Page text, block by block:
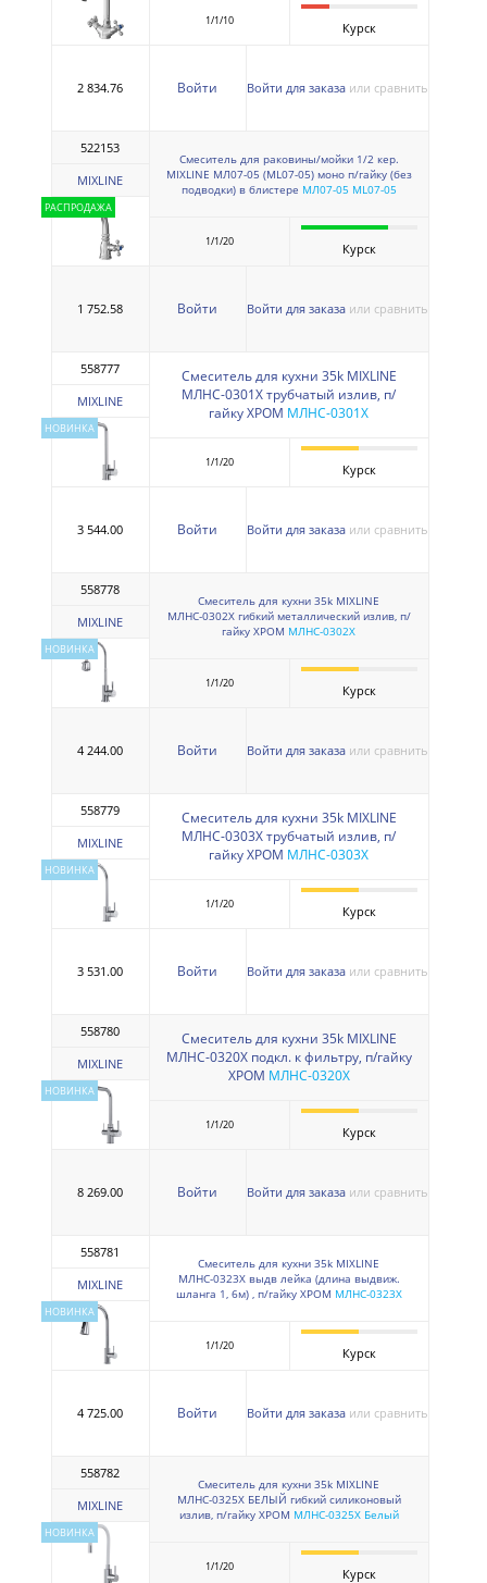
1/1/10 Курск
2 834.76 Войти Войти для заказа или сравнить
РАСПРОДАЖА
522153
MIXLINE
Смеситель для раковины/мойки 1/2 кер.
MIXLINE МЛ07-05 (ML07-05) моно п/гайку (без
подводки) в блистере МЛ07-05 ML07-05
1/1/20 Курск
1 752.58 Войти Войти для заказа или сравнить
НОВИНКА
558777
MIXLINE
Смеситель для кухни 35k MIXLINE
МЛНС-0301Х трубчатый излив, п/
гайку ХРОМ МЛНС-0301Х
1/1/20 Курск
3 544.00 Войти Войти для заказа или сравнить
НОВИНКА
558778
MIXLINE
Смеситель для кухни 35k MIXLINE
МЛНС-0302Х гибкий металлический излив, п/
гайку ХРОМ МЛНС-0302Х
1/1/20 Курск
4 244.00 Войти Войти для заказа или сравнить
НОВИНКА
558779
MIXLINE
Смеситель для кухни 35k MIXLINE
МЛНС-0303Х трубчатый излив, п/
гайку ХРОМ МЛНС-0303Х
1/1/20 Курск
3 531.00 Войти Войти для заказа или сравнить
НОВИНКА
558780
MIXLINE
Смеситель для кухни 35k MIXLINE
МЛНС-0320Х подкл. к фильтру, п/гайку
ХРОМ МЛНС-0320Х
1/1/20 Курск
8 269.00 Войти Войти для заказа или сравнить
НОВИНКА
558781
MIXLINE
Смеситель для кухни 35k MIXLINE
МЛНС-0323Х выдв лейка (длина выдвиж.
шланга 1, 6м) , п/гайку ХРОМ МЛНС-0323Х
1/1/20 Курск
4 725.00 Войти Войти для заказа или сравнить
НОВИНКА
558782
MIXLINE
Смеситель для кухни 35k MIXLINE
МЛНС-0325Х БЕЛЫЙ гибкий силиконовый
излив, п/гайку ХРОМ МЛНС-0325Х Белый
1/1/20 Курск